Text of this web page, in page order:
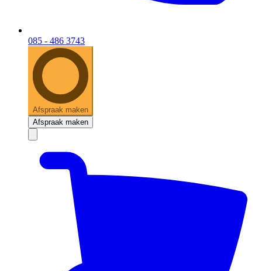
085 - 486 3743
Afspraak maken
Afspraak maken